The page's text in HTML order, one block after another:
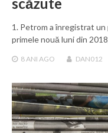
1. Petrom a înregistrat
primele nouă luni din
8 ANI AGO DAN012